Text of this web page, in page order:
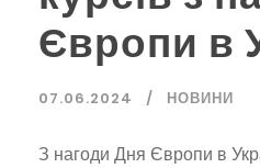
Європи в
07.06.2024 НОВИНИ
З нагоди Дня Європи в